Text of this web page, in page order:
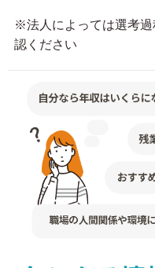
※法人によっては選考
認ください